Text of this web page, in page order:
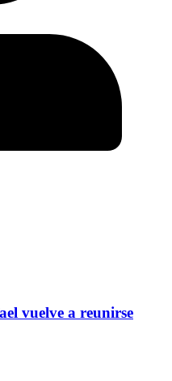
vuelve a reunirse